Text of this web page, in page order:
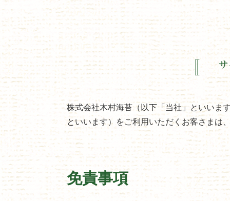
株式会社木村海苔（以下「当社」といいま
といいます）をご利用いただくお客さまは
免責事項